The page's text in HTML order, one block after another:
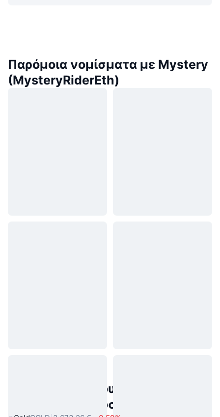
Παρόμοια νομίσματα με Mystery
(MysteryRiderEth)
Δημοφιλή περιουσιακά στοιχεία
πραγματικού κόσμου